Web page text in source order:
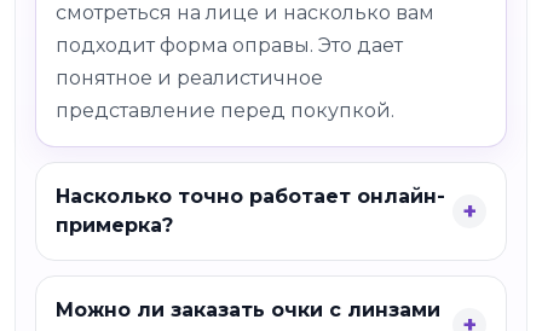
смотреться на лице и насколько вам
подходит форма оправы. Это дает
понятное и реалистичное
представление перед покупкой.
Насколько точно работает онлайн-
примерка?
Можно ли заказать очки с линзами